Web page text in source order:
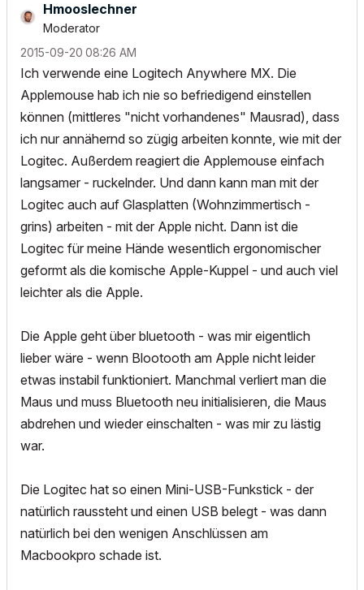
Hmooslechner
Moderator
‎2015-09-20 08:26 AM
Ich verwende eine Logitech Anywhere MX. Die
Applemouse hab ich nie so befriedigend einstellen
können (mittleres "nicht vorhandenes" Mausrad), dass
ich nur annähernd so zügig arbeiten konnte, wie mit der
Logitec. Außerdem reagiert die Applemouse einfach
langsamer - ruckelnder. Und dann kann man mit der
Logitec auch auf Glasplatten (Wohnzimmertisch -
grins) arbeiten - mit der Apple nicht. Dann ist die
Logitec für meine Hände wesentlich ergonomischer
geformt als die komische Apple-Kuppel - und auch viel
leichter als die Apple.
Die Apple geht über bluetooth - was mir eigentlich
lieber wäre - wenn Blootooth am Apple nicht leider
etwas instabil funktioniert. Manchmal verliert man die
Maus und muss Bluetooth neu initialisieren, die Maus
abdrehen und wieder einschalten - was mir zu lästig
war.
Die Logitec hat so einen Mini-USB-Funkstick - der
natürlich raussteht und einen USB belegt - was dann
natürlich bei den wenigen Anschlüssen am
Macbookpro schade ist.